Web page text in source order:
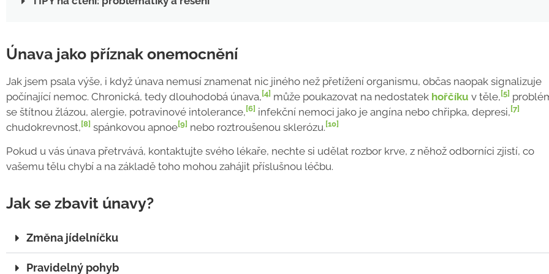
Únava jako příznak onemocnění
Jak jsem psala výše, i když únava nemusí znamenat nic jiného než přetížení organismu, občas naopak signalizuje
počínající nemoc. Chronická, tedy dlouhodobá únava, [4] může poukazovat na nedostatek hořčíku v těle, [5]
se štítnou žlázou, alergie, potravinové intolerance, [6] infekční nemoci jako je angína nebo chřipka, depresi, [7]
chudokrevnost, [8] spánkovou apnoe[9] nebo roztroušenou sklerózu. [10]
Pokud u vás únava přetrvává, kontaktujte svého lékaře, nechte si udělat rozbor krve, z něhož odborníci zjistí, co
vašemu tělu chybí a na základě toho mohou zahájit příslušnou léčbu.
Jak se zbavit únavy?
Změna jídelníčku
Pravidelný pohyb